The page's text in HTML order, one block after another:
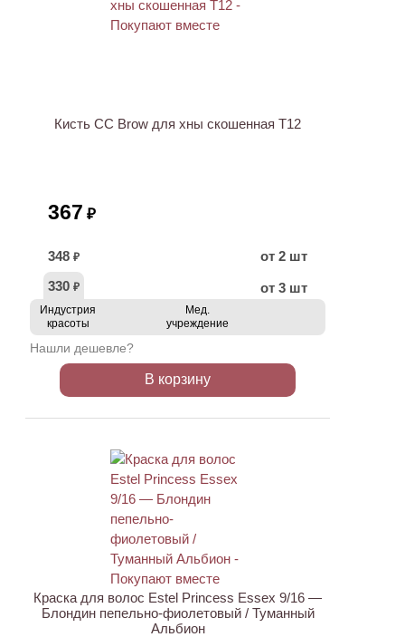
Кисть CC Brow для хны скошенная T12
367 ₽
348 ₽
от 2 шт
330 ₽ от 3 шт
Индустрия
красоты
Мед.
учреждение
Нашли дешевле?
В корзину
Краска для волос Estel Princess Essex 9/16 —
Блондин пепельно-фиолетовый / Туманный
Альбион